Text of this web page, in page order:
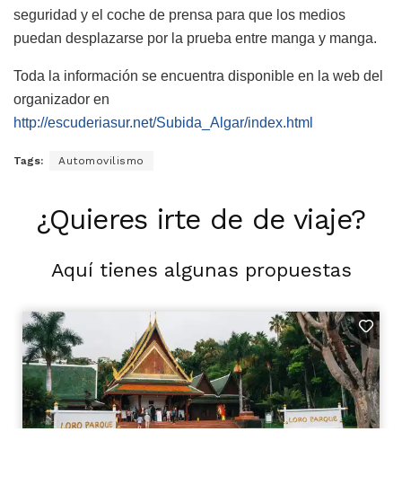
seguridad y el coche de prensa para que los medios
puedan desplazarse por la prueba entre manga y manga.
Toda la información se encuentra disponible en la web del
organizador en
http://escuderiasur.net/Subida_Algar/index.html
Tags: Automovilismo
¿Quieres irte de de viaje?
Aquí tienes algunas propuestas